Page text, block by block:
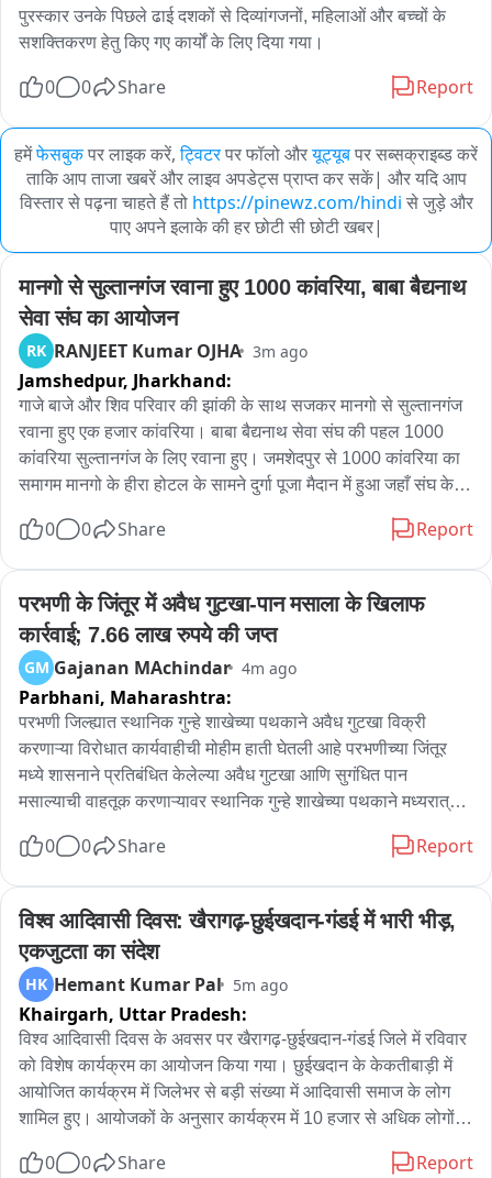
पुरस्कार उनके पिछले ढाई दशकों से दिव्यांगजनों, महिलाओं और बच्चों के
सशक्तिकरण हेतु किए गए कार्यों के लिए दिया गया।
0 0 Share Report
हमेंफेसबुकपर लाइक करें, ट्विटरपर फॉलो औरयूट्यूबपर सब्सक्राइब्ड करें
ताकि आप ताजा खबरें और लाइव अपडेट्स प्राप्त कर सकें| और यदि आप
विस्तार से पढ़ना चाहते हैं तो https://pinewz.com/hindi से जुड़े और
पाए अपने इलाके की हर छोटी सी छोटी खबर|
मानगो से सुल्तानगंज रवाना हुए 1000 कांवरिया, बाबा बैद्यनाथ
सेवा संघ का आयोजन
RK RANJEET Kumar OJHA 3m ago
Jamshedpur, Jharkhand:
गाजे बाजे और शिव परिवार की झांकी के साथ सजकर मानगो से सुल्तानगंज
रवाना हुए एक हजार कांवरिया। बाबा बैद्यनाथ सेवा संघ की पहल 1000
कांवरिया सुल्तानगंज के लिए रवाना हुए। जमशेदपुर से 1000 कांवरिया का
समागम मानगो के हीरा होटल के सामने दुर्गा पूजा मैदान में हुआ जहाँ संघ के
रूप से एकत्रित होने के बाद सभी 1000 कांवरिया ढोल नगाड़े एवं बोल बम
कार्यक्रम के दौरान आतिशबाजी की भी व्यवस्था की गई है। विकास सिंह ने
बताया कि जत्थे में शामिल हर शिवभक्त एक फूल है जिसे वह एक धागे में
पिरोकर बाबा को अर्पण करने का कार्य कर रहें हैं। कांवर यात्रा में वैसे शिव
भक्त शामिल हैं जो सावन के पावन महीने में बाबा बैधनाथ को जलार्पण करने
की इच्छा रखते हैं लेकिन किसी ना किसी कारण से वे जा नहीं सकते उनकी
इच्छा पूरी नहीं हो सकती वैसे लोगों की इच्छा पूरी करवाने का कार्य बाबा
बैद्यनाथ सेवा संघ कई वर्षों से कर रहा है उन्होंने कहा 1000 शिव भक्तों को
एक माला में पिरोकर बाबा के चरणों में अर्पित करने का यह कार्यक्रम है
उन्होंने बताया कि जलाभिषेक करने के लिए यात्रा सुल्तानगंज रवाना हो रही
और कई नेताओं ने रवाना किया। बाइट.... विकास सिंह, संघ के अध्यक्ष।
0 0 Share Report
परभणी के जिंतूर में अवैध गुटखा-पान मसाला के खिलाफ
कार्रवाई; 7.66 लाख रुपये की जप्त
GM Gajanan MAchindar 4m ago
Parbhani, Maharashtra:
परभणी जिल्ह्यात स्थानिक गुन्हे शाखेच्या पथकाने अवैध गुटखा विक्री
करणाऱ्या विरोधात कार्यवाहीची मोहीम हाती घेतली आहे परभणीच्या जिंतूर
मध्ये शासनाने प्रतिबंधित केलेल्या अवैध गुटखा आणि सुगंधित पान
मसाल्याची वाहतूक करणाऱ्यावर स्थानिक गुन्हे शाखेच्या पथकाने मध्यरात्री
विरुद्ध गुन्हा दाखल केला है
0 0 Share Report
विश्व आदिवासी दिवस: खैरागढ़-छुईखदान-गंडई में भारी भीड़,
एकजुटता का संदेश
HK Hemant Kumar Pal 5m ago
Khairgarh, Uttar Pradesh:
विश्व आदिवासी दिवस के अवसर पर खैरागढ़-छुईखदान-गंडई जिले में रविवार
को विशेष कार्यक्रम का आयोजन किया गया। छुईखदान के केकतीबाड़ी में
आयोजित कार्यक्रम में जिलेभर से बड़ी संख्या में आदिवासी समाज के लोग
शामिल हुए। आयोजकों के अनुसार कार्यक्रम में 10 हजार से अधिक लोगों
एकजुटता का संदेश देते हुए भव्य रैली निकाली। रैली में बड़ी संख्या में समाज
0 0 Share Report